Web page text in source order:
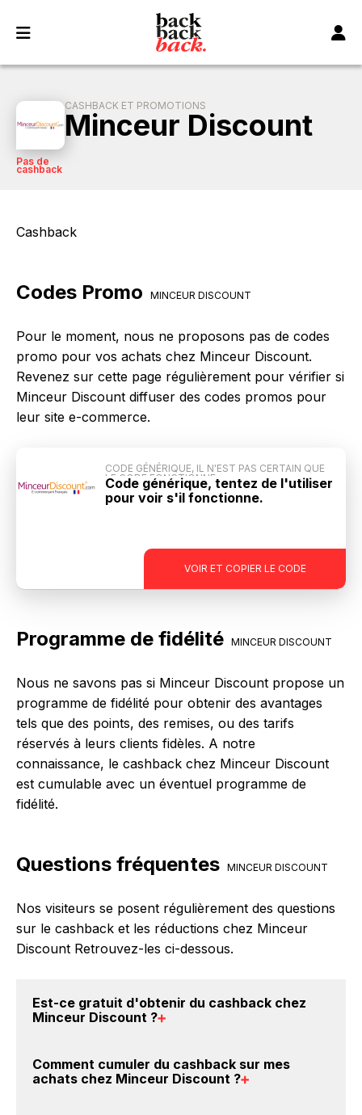
CASHBACK ET PROMOTIONS
Minceur Discount
Pas de
cashback
Cashback
Codes Promo MINCEUR DISCOUNT
Pour le moment, nous ne proposons pas de codes
promo pour vos achats chez Minceur Discount.
Revenez sur cette page régulièrement pour vérifier si
Minceur Discount diffuser des codes promos pour
leur site e-commerce.
VOIR ET COPIER LE CODE
CODE GÉNÉRIQUE, IL N'EST PAS CERTAIN QUE
LE CODE FONCTIONNE
Code générique, tentez de l'utiliser
pour voir s'il fonctionne.
Programme de fidélité MINCEUR DISCOUNT
Nous ne savons pas si Minceur Discount propose un
programme de fidélité pour obtenir des avantages
tels que des points, des remises, ou des tarifs
réservés à leurs clients fidèles. A notre
connaissance, le cashback chez Minceur Discount
est cumulable avec un éventuel programme de
fidélité.
Questions fréquentes MINCEUR DISCOUNT
Nos visiteurs se posent régulièrement des questions
sur le cashback et les réductions chez Minceur
Discount Retrouvez-les ci-dessous.
Est-ce gratuit d'obtenir du cashback chez
Minceur Discount ?
compte gratuitement pour cumuler vos réductions
Comment cumuler du cashback sur mes
achats chez Minceur Discount ?